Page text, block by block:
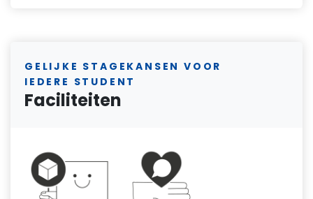
GELIJKE STAGEKANSEN VOOR
IEDERE STUDENT
Faciliteiten